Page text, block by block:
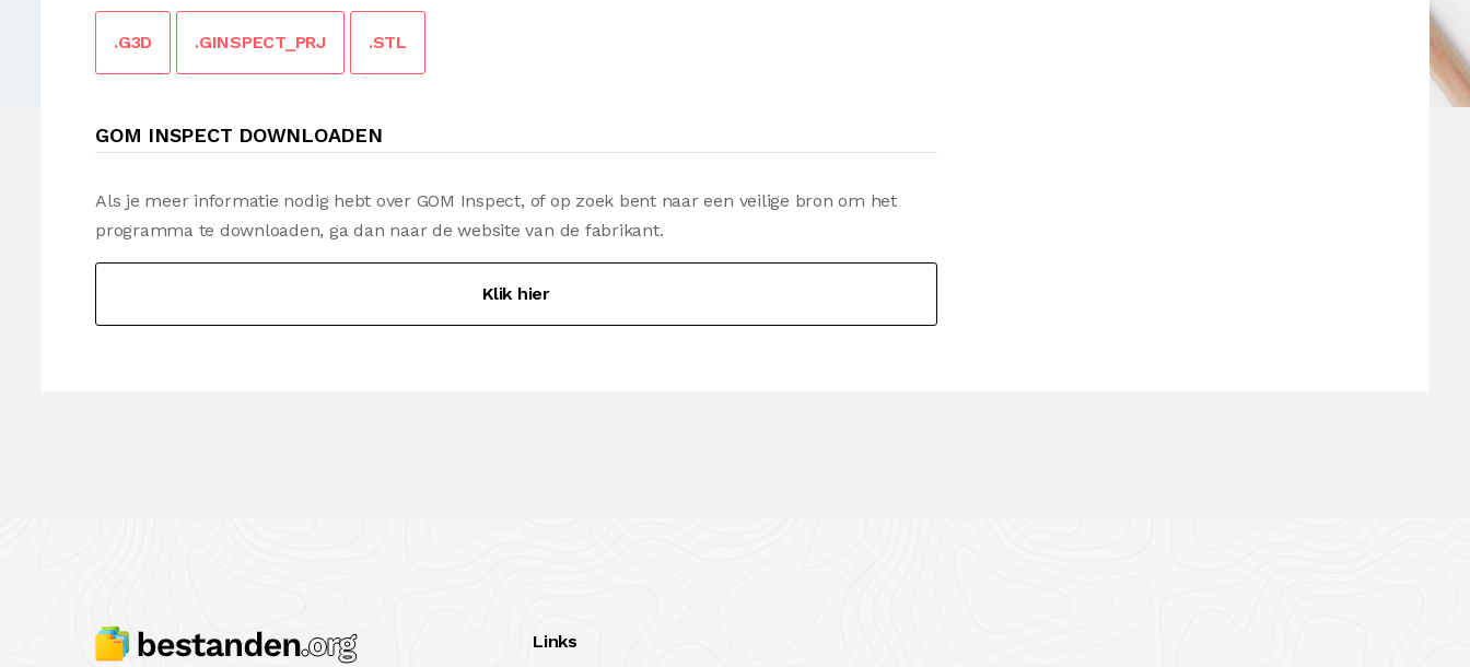
.G3D .GINSPECT_PRJ .STL
GOM INSPECT DOWNLOADEN
Als je meer informatie nodig hebt over GOM Inspect, of op zoek bent naar een veilige bron om het
programma te downloaden, ga dan naar de website van de fabrikant.
Klik hier
Links